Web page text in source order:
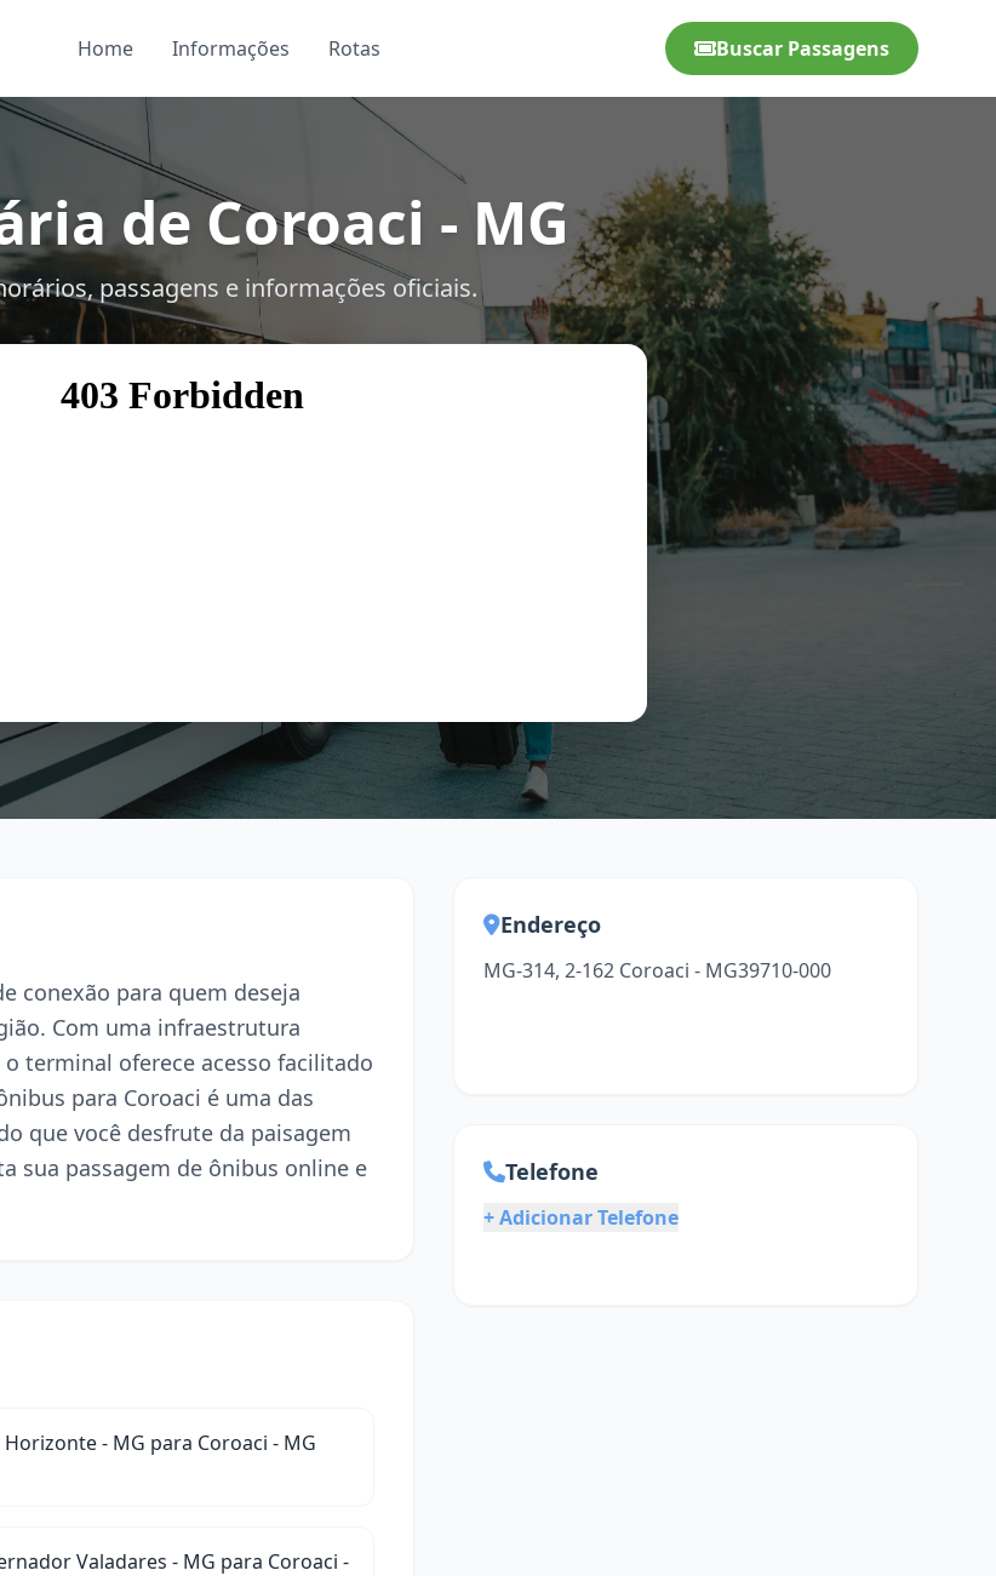
Home Informações Rotas Buscar Passagens
de Coroaci - MG
passagens e informações oficiais.
conexão para quem deseja
Com uma infraestrutura
terminal oferece acesso facilitado
para Coroaci é uma das
que você desfrute da paisagem
sua passagem de ônibus online e
Horizonte - MG para Coroaci - MG
Valadares - MG para Coroaci -
Endereço
MG-314, 2-162 Coroaci - MG39710-000
Telefone
+ Adicionar Telefone